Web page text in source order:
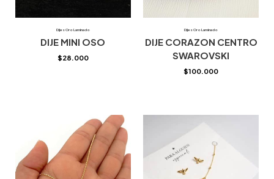
Dijes Oro Laminado
DIJE MINI OSO
$28.000
Dijes Oro Laminado
DIJE CORAZON CENTRO
SWAROVSKI
$100.000